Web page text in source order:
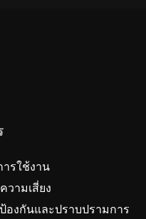
ารใช้งาน
วามเสี่ยง
องกันและปราบปรามการ